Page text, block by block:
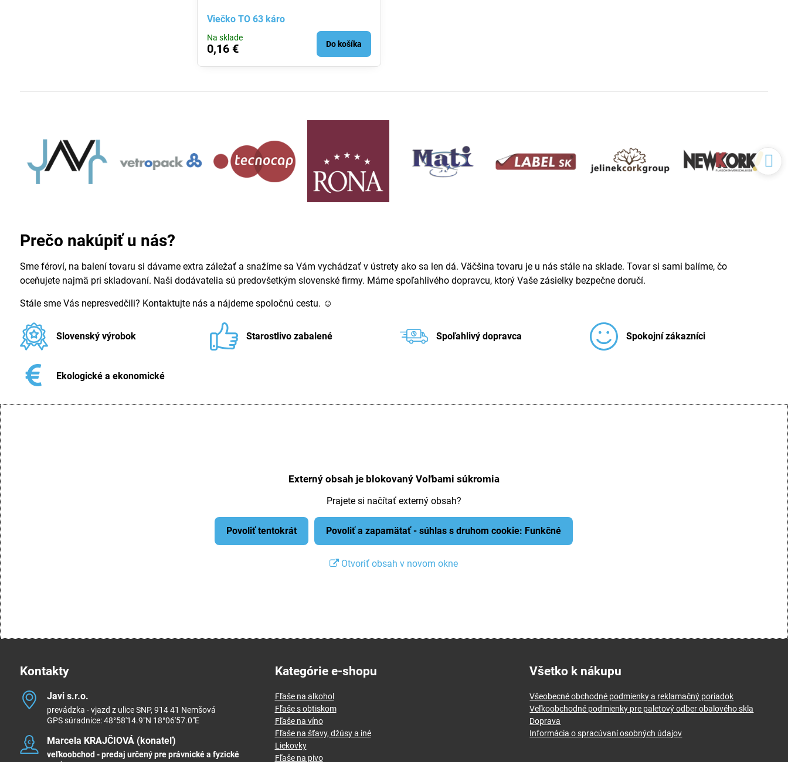
Viečko TO 63 káro
Na sklade
0,16 € Do košíka
Prečo nakúpiť u nás?
Sme féroví, na balení tovaru si dávame extra záležať a snažíme sa Vám vychádzať v ústrety ako sa len dá. Väčšina tovaru je u nás stále na sklade. Tovar si sami balíme, čo
oceňujete najmä pri skladovaní. Naši dodávatelia sú predovšetkým slovenské firmy. Máme spoľahlivého dopravcu, ktorý Vaše zásielky bezpečne doručí.
Stále sme Vás nepresvedčili? Kontaktujte nás a nájdeme spoločnú cestu. ☺
Slovenský výrobok Starostlivo zabalené Spoľahlivý dopravca Spokojní zákazníci
Ekologické a ekonomické
Externý obsah je blokovaný Voľbami súkromia
Prajete si načítať externý obsah?
Povoliť tentokrát Povoliť a zapamätať - súhlas s druhom cookie: Funkčné
Otvoriť obsah v novom okne
Kontakty
Javi s​.r​.o​.
prevádzka - vjazd z ulice SNP, 914 41 Nemšová
GPS súradnice: 48°58'14.9"N 18°06'57.0"E
Marcela KRAJČIOVÁ (konateľ)
veľkoobchod - predaj určený pre právnické a fyzické
Kategórie e-shopu
Fľaše na alkohol
Fľaše s obtiskom
Fľaše na víno
Fľaše na šťavy, džúsy a iné
Liekovky
Fľaše na pivo
Všetko k nákupu
Všeobecné obchodné podmienky a reklamačný poriadok
Veľkoobchodné podmienky pre paletový odber obalového skla
Doprava
Informácia o spracúvaní osobných údajov